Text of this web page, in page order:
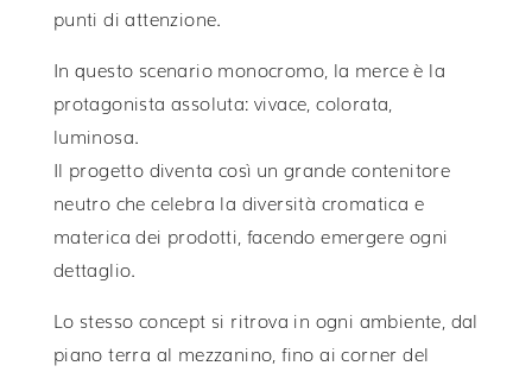
punti di attenzione.
In questo scenario monocromo, la merce è la
protagonista assoluta: vivace, colorata,
luminosa.
Il progetto diventa così un grande contenitore
neutro che celebra la diversità cromatica e
materica dei prodotti, facendo emergere ogni
dettaglio.
Lo stesso concept si ritrova in ogni ambiente, dal
piano terra al mezzanino, fino ai corner del